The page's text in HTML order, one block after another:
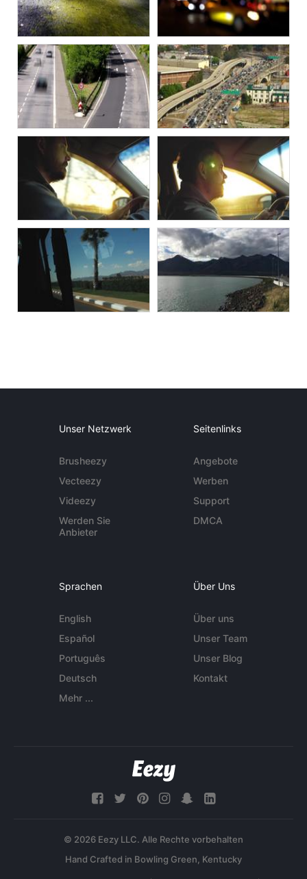
Unser Netzwerk
Brusheezy
Vecteezy
Videezy
Werden Sie
Anbieter
Seitenlinks
Angebote
Werben
Support
DMCA
Sprachen
English
Español
Português
Deutsch
Mehr ...
Über Uns
Über uns
Unser Team
Unser Blog
Kontakt
© 2026 Eezy LLC. Alle Rechte vorbehalten